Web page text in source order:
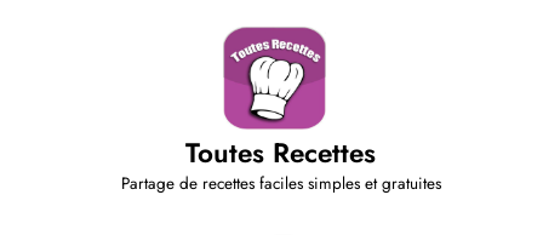
Toutes Recettes
Partage de recettes faciles simples et gratuites